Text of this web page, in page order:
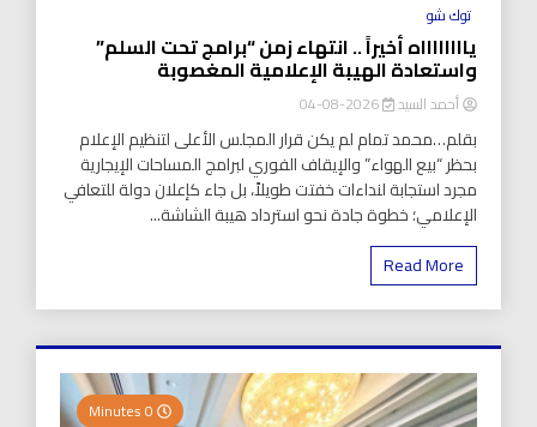
توك شو
يااااااااه أخيراً .. انتهاء زمن “برامج تحت السلم”
واستعادة الهيبة الإعلامية المغصوبة
أحمد السيد 2026-08-04
بقلم…محمد تمام لم يكن قرار المجلس الأعلى لتنظيم الإعلام
بحظر “بيع الهواء” والإيقاف الفوري لبرامج المساحات الإيجارية
مجرد استجابة لنداءات خفتت طويلاً، بل جاء كإعلان دولة للتعافي
الإعلامي؛ خطوة جادة نحو استرداد هيبة الشاشة...
Read More